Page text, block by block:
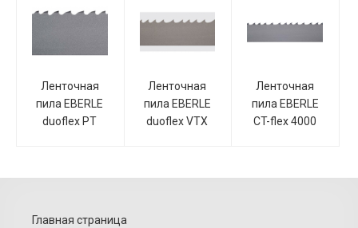
Ленточная
пила EBERLE
duoflex PT
Ленточная
пила EBERLE
duoflex VTX
Ленточная
пила EBERLE
CT-flex 4000
Главная страница